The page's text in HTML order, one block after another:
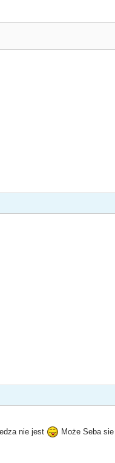
nie jest Może Seba